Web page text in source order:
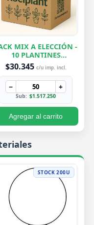
MIX A ELECCIÓN -
10 PLANTINES
EXCLUSIVOS
$30.345 c/u imp. incl.
− +
Sub: $1.517.250
Agregar al carrito
STOCK 200U